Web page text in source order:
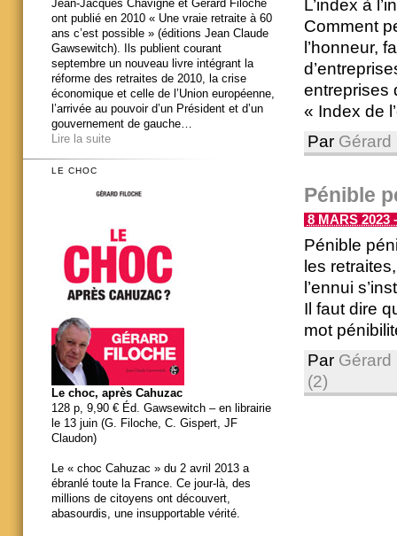
L’index à
Comment
l’honneur,
entreprises
« Index de
Par Gérard
Pénible
8 MARS 2023
Pénible
les
l’ennui
Il faut dire
mot
Par Gérard
(2)
Jean-Jacques Chavigné et Gérard Filoche
ont publié en 2010 « Une vraie retraite à 60
ans c’est possible » (éditions Jean Claude
Gawsewitch). Ils publient courant
septembre un nouveau livre intégrant la
réforme des retraites de 2010, la crise
économique et celle de l’Union européenne,
l’arrivée au pouvoir d’un Président et d’un
gouvernement de gauche…
Lire la suite
LE CHOC
Le choc, après Cahuzac
128 p, 9,90 € Éd. Gawsewitch – en librairie
le 13 juin (G. Filoche, C. Gispert, JF
Claudon)
Le « choc Cahuzac » du 2 avril 2013 a
ébranlé toute la France. Ce jour-là, des
millions de citoyens ont découvert,
abasourdis, une insupportable vérité.